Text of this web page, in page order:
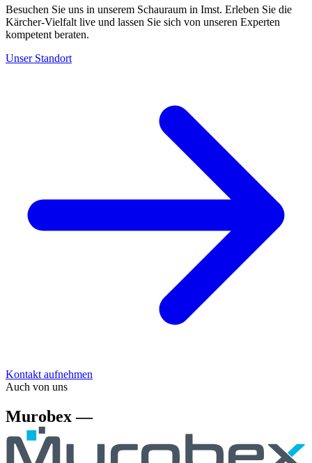
Besuchen Sie uns in unserem Schauraum in Imst. Erleben Sie die
Kärcher-Vielfalt live und lassen Sie sich von unseren Experten
kompetent beraten.
Unser Standort
Kontakt aufnehmen
Auch von uns
Murobex —